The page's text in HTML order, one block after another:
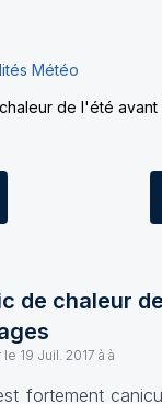
Météo
de l'été avant
de chaleur
le 19 Juil. 2017 à à
fortement